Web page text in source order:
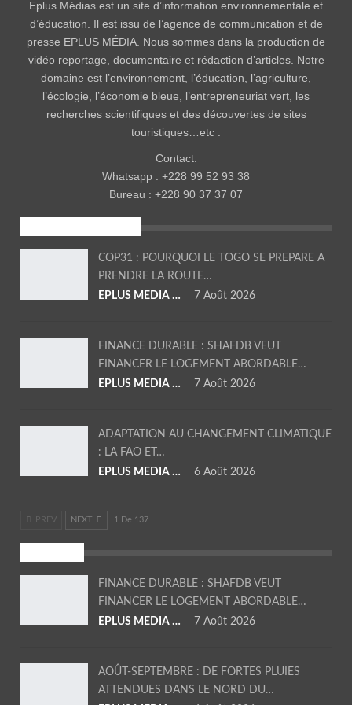
Eplus Médias est un site d’information environnementale et
d’éducation. Il est issu de l’agence de communication et de
presse EPLUS MÉDIA. Nous sommes dans la production de
vidéo reportage, documentaire et rédaction d’articles. Notre
domaine est l’environnement, l’éducation, l’agriculture,
l’écologie, l’économie bleue, l’entrepreneuriat vert, les
recherches scientifiques et des découvertes de sites
touristiques…etc .
Contact:
Whatsapp : +228 99 52 93 38
Bureau : +228 90 37 37 07
COP31 : POURQUOI LE TOGO SE PREPARE A
PRENDRE LA ROUTE…
EPLUS MEDIA TV
7 Août 2026
FINANCE DURABLE : SHAFDB VEUT
FINANCER LE LOGEMENT ABORDABLE…
EPLUS MEDIA TV
7 Août 2026
ADAPTATION AU CHANGEMENT CLIMATIQUE
: LA FAO ET…
EPLUS MEDIA TV
6 Août 2026
PREV NEXT 1 De 137
FINANCE DURABLE : SHAFDB VEUT
FINANCER LE LOGEMENT ABORDABLE…
EPLUS MEDIA TV
7 Août 2026
AOÛT-SEPTEMBRE : DE FORTES PLUIES
ATTENDUES DANS LE NORD DU…